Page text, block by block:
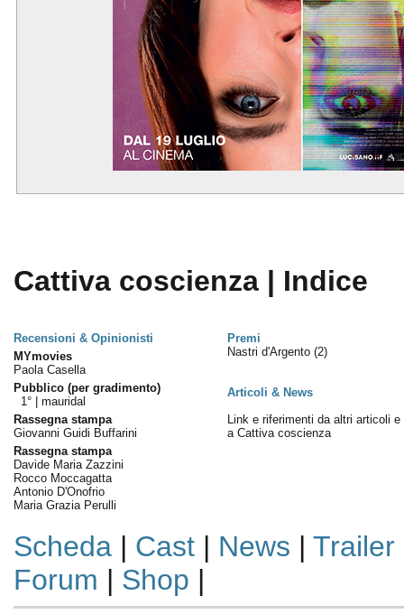
Cattiva coscienza | Indice
Recensioni & Opinionisti
Premi
MYmovies
Paola Casella
Pubblico (per gradimento)
1° | mauridal
Rassegna stampa
Giovanni Guidi Buffarini
Rassegna stampa
Davide Maria Zazzini
Rocco Moccagatta
Antonio D'Onofrio
Maria Grazia Perulli
Nastri d'Argento (2)
Articoli & News
Link e riferimenti da altri articoli e
a Cattiva coscienza
Scheda| Cast| News | Trailer
Forum | Shop |